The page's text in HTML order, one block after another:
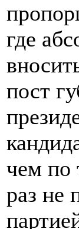
где
пост
чем по
раз не